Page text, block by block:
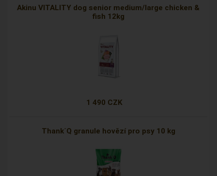
Akinu VITALITY dog senior medium/large chicken &
fish 12kg
1 490 CZK
Thank´Q granule hovězí pro psy 10 kg